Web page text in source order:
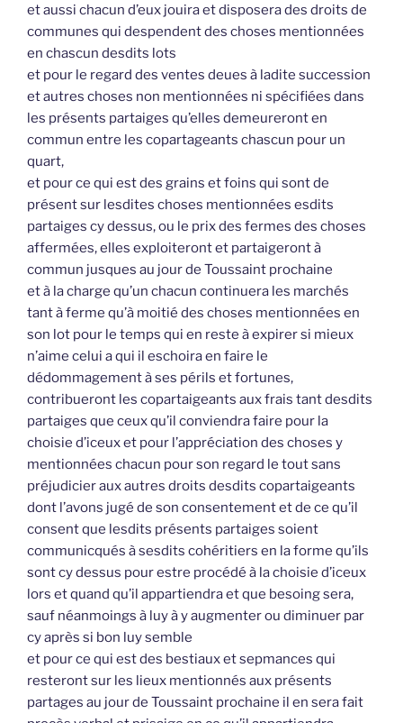
et aussi chacun d’eux jouira et disposera des droits de
communes qui despendent des choses mentionnées
en chascun desdits lots
et pour le regard des ventes deues à ladite succession
et autres choses non mentionnées ni spécifiées dans
les présents partaiges qu’elles demeureront en
commun entre les copartageants chascun pour un
quart,
et pour ce qui est des grains et foins qui sont de
présent sur lesdites choses mentionnées esdits
partaiges cy dessus, ou le prix des fermes des choses
affermées, elles exploiteront et partaigeront à
commun jusques au jour de Toussaint prochaine
et à la charge qu’un chacun continuera les marchés
tant à ferme qu’à moitié des choses mentionnées en
son lot pour le temps qui en reste à expirer si mieux
n’aime celui a qui il eschoira en faire le
dédommagement à ses périls et fortunes,
contribueront les copartaigeants aux frais tant desdits
partaiges que ceux qu’il conviendra faire pour la
choisie d’iceux et pour l’appréciation des choses y
mentionnées chacun pour son regard le tout sans
préjudicier aux autres droits desdits copartaigeants
dont l’avons jugé de son consentement et de ce qu’il
consent que lesdits présents partaiges soient
communicqués à sesdits cohéritiers en la forme qu’ils
sont cy dessus pour estre procédé à la choisie d’iceux
lors et quand qu’il appartiendra et que besoing sera,
sauf néanmoings à luy à y augmenter ou diminuer par
cy après si bon luy semble
et pour ce qui est des bestiaux et sepmances qui
resteront sur les lieux mentionnés aux présents
partages au jour de Toussaint prochaine il en sera fait